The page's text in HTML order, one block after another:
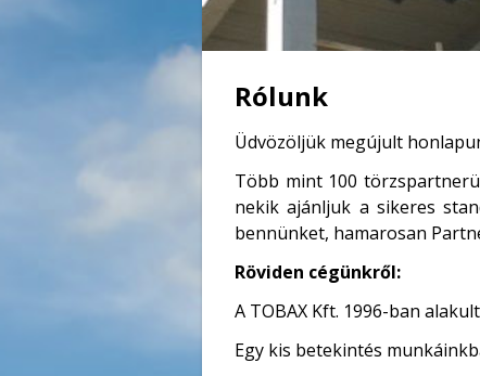
Rólunk
Üdvözöljük megújult
Több mint 100
nekik ajánljuk a sikeres
bennünket, hamarosan
Röviden cégünkről:
A TOBAX Kft. 1996-ban
Egy kis betekintés